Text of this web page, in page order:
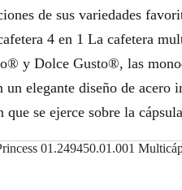
de sus variedades
4 en 1 La cafetera
y Dolce Gusto®, las
un elegante diseño de
se ejerce sobre la
01.249450.01.001